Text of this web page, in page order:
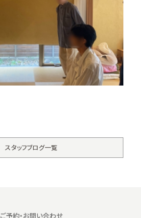
スタッフブログ一覧
ご予約・お問い合わせ